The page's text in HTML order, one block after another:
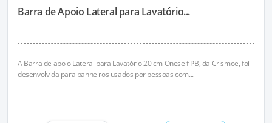
Barra de Apoio Lateral para Lavatório...
A Barra de apoio Lateral para Lavatório 20 cm Oneself PB, da Crismoe, foi
desenvolvida para banheiros usados por pessoas com...